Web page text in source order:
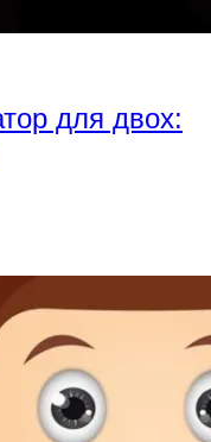
для двох: